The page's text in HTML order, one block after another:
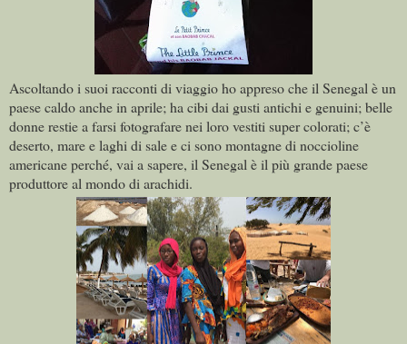
Ascoltando i suoi racconti di viaggio ho appreso che il Senegal è un
paese caldo anche in aprile; ha cibi dai gusti antichi e genuini; belle
donne restie a farsi fotografare nei loro vestiti super colorati; c’è
deserto, mare e laghi di sale e ci sono montagne di noccioline
americane perché, vai a sapere, il Senegal è il più grande paese
produttore al mondo di arachidi.